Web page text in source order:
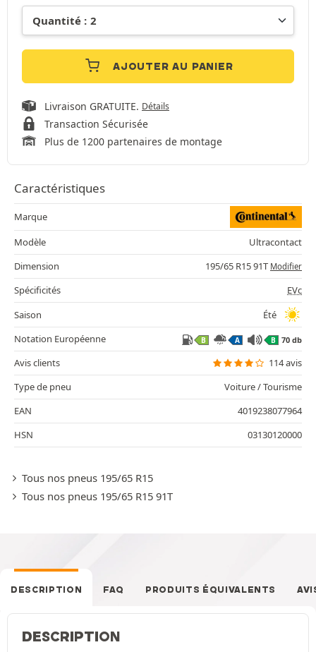
AJOUTER AU PANIER
Livraison GRATUITE. Détails
Transaction Sécurisée
Plus de 1200 partenaires de montage
Caractéristiques
Marque
Modèle
Ultracontact
Dimension
195/65 R15 91T Modifier
Spécificités
EVc
Saison
Été
Notation Européenne
B A B 70 db
Avis clients
114 avis
Type de pneu
Voiture / Tourisme
EAN
4019238077964
HSN
03130120000
Tous nos pneus 195/65 R15
Tous nos pneus 195/65 R15 91T
DESCRIPTION FAQ PRODUITS ÉQUIVALENTS
DESCRIPTION